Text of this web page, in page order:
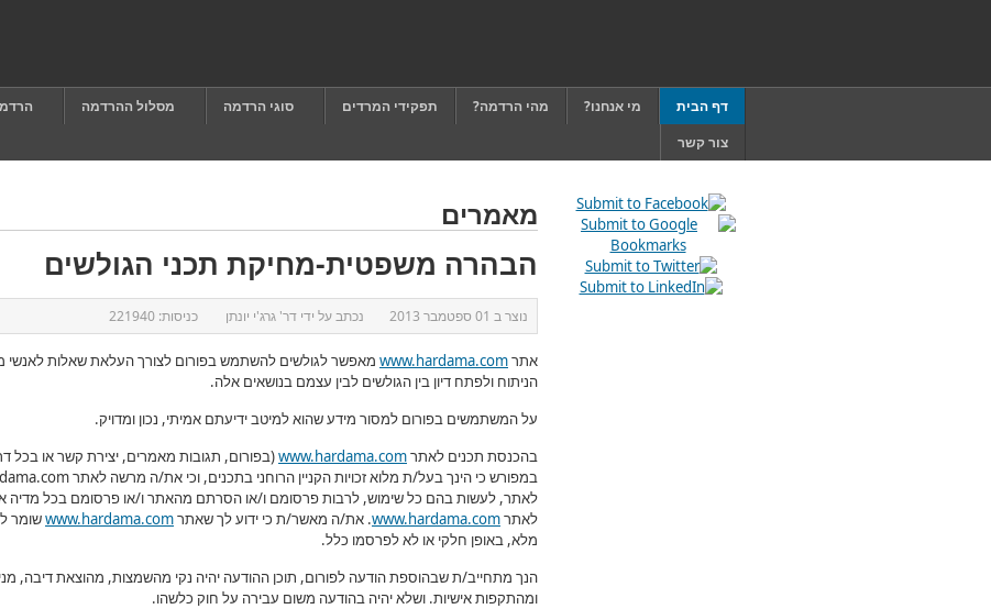
דף הבית מי אנחנו? מהי הרדמה? תפקידי המרדים סוגי הרדמה מסלול ההרדמה
צור קשר
מאמרים
הבהרה משפטית-מחיקת תכני הגולשים
נוצר ב 01 ספטמבר 2013 נכתב על ידי דר' גרג'י יונתן כניסות: 221940
אתרwww.hardama.com מאפשר לגולשים להשתמש בפורום לצורך העלאת שאלות
הניתוח ולפתח דיון בין הגולשים לבין עצמם בנושאים אלה.
על המשתמשים בפורום למסור מידע שהוא למיטב ידיעתם אמיתי, נכון ומדויק.
בהכנסת תכנים לאתרwww.hardama.com(בפורום, תגובות מאמרים, יצירת קשר או
במפורש כי הינך בעל/ת מלוא זכויות הקניין הרוחני בתכנים, וכי את/ה מרשה לאתר
לאתר, לעשות בהם כל שימוש, לרבות פרסומם ו/או הסרתם מהאתר ו/או פרסומם בכל מדיה
לאתרwww.hardama.com
. את/ה מאשר/ת כי ידוע לך שאתרwww.hardama.comשומר
מלא, באופן חלקי או לא לפרסמו כלל.
הנך מתחייב/ת שבהוספת הודעה לפורום, תוכן ההודעה יהיה נקי מהשמצות, מהוצאת דיבה,
ומהתקפות אישיות. ושלא יהיה בהודעה משום עבירה על חוק כלשהו.